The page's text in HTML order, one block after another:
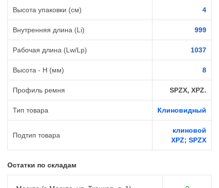
Высота упаковки (см) 4
Внутренняя длина (Li) 999
Рабочая длина (Lw/Lp) 1037
Высота - H (мм) 8
Профиль ремня SPZX, XPZ.
Тип товара Клиновидный
Подтип товара
клиновой
XPZ; SPZX
Остатки по складам